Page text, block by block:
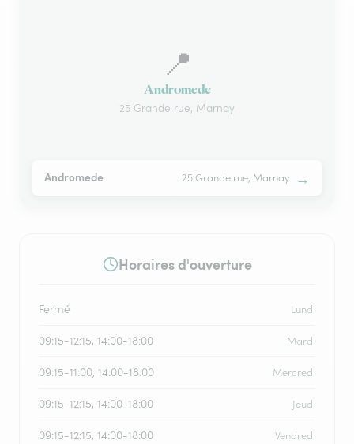
📍
Andromede
25 Grande rue, Marnay
Andromede 25 Grande rue, Marnay →
Horaires d'ouverture
Fermé Lundi
09:15-12:15, 14:00-18:00 Mardi
09:15-11:00, 14:00-18:00 Mercredi
09:15-12:15, 14:00-18:00 Jeudi
09:15-12:15, 14:00-18:00 Vendredi